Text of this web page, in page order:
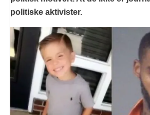
politiske aktivister.